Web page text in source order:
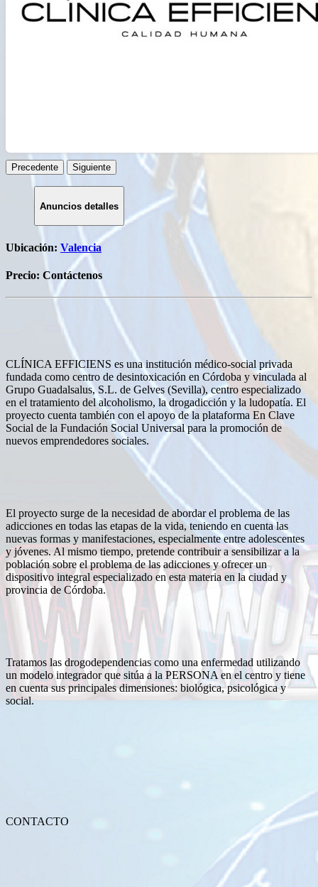
Precedente Siguiente
Anuncios detalles
Ubicación: Valencia
Precio: Contáctenos
CLÍNICA EFFICIENS es una institución médico-social privada
fundada como centro de desintoxicación en Córdoba y vinculada al
Grupo Guadalsalus, S.L. de Gelves (Sevilla), centro especializado
en el tratamiento del alcoholismo, la drogadicción y la ludopatía. El
proyecto cuenta también con el apoyo de la plataforma En Clave
Social de la Fundación Social Universal para la promoción de
nuevos emprendedores sociales.
El proyecto surge de la necesidad de abordar el problema de las
adicciones en todas las etapas de la vida, teniendo en cuenta las
nuevas formas y manifestaciones, especialmente entre adolescentes
y jóvenes. Al mismo tiempo, pretende contribuir a sensibilizar a la
población sobre el problema de las adicciones y ofrecer un
dispositivo integral especializado en esta materia en la ciudad y
provincia de Córdoba.
Tratamos las drogodependencias como una enfermedad utilizando
un modelo integrador que sitúa a la PERSONA en el centro y tiene
en cuenta sus principales dimensiones: biológica, psicológica y
social.
CONTACTO